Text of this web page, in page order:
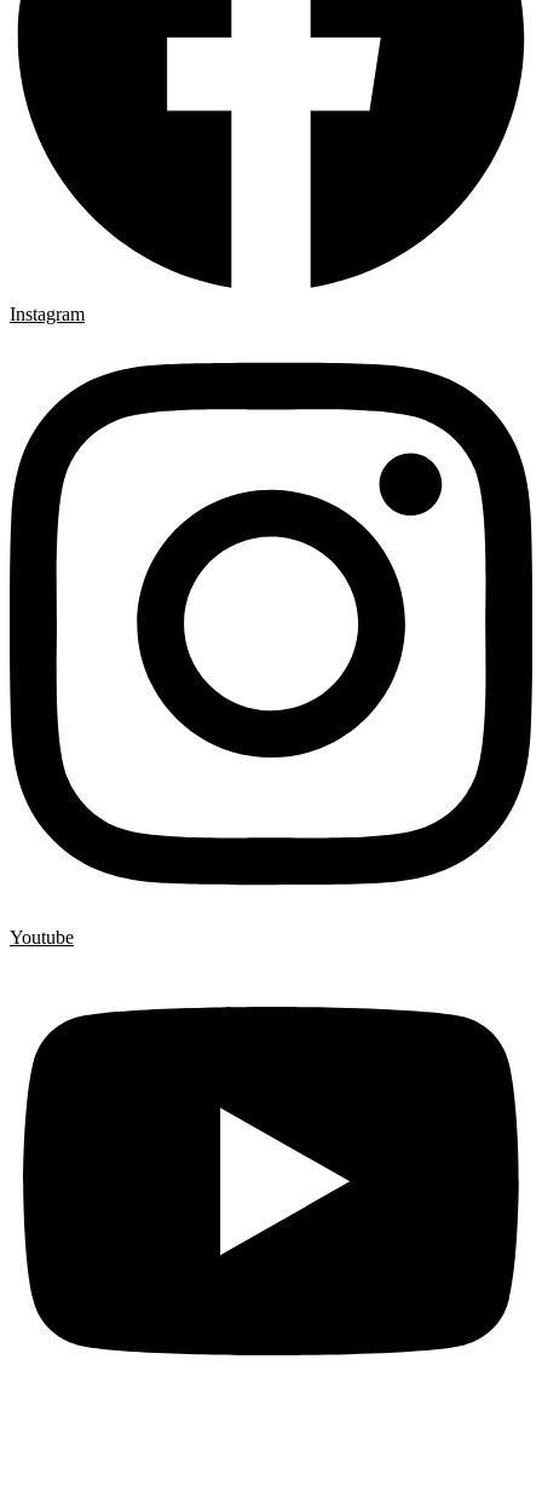
Instagram
Youtube